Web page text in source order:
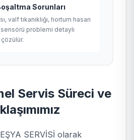
Sorunları
valf tıkanıklığı, hortum hasarı
problemi detaylı
Servis Süreci ve
SERVİSİ olarak